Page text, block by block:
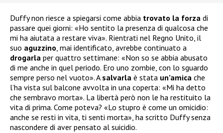
Duffy non riesce a spiegarsi come abbia trovato la forza di
passare quei giorni: «Ho sentito la presenza di qualcosa che
mi ha aiutata a restare viva». Rientrati nel Regno Unito, il
suo aguzzino, mai identificato, avrebbe continuato a
drogarla per quattro settimane: «Non so se abbia abusato
di me anche in quel periodo. Ero uno zombie, con lo sguardo
sempre perso nel vuoto». A salvarla è stata un’amica che
l’ha vista sul balcone avvolta in una coperta: «Mi ha detto
che sembravo morta». La libertà però non le ha restituito la
vita di prima. Come poteva? «Lo stupro è come un omicidio:
anche se resti in vita, ti senti morta», ha scritto Duffy senza
nascondere di aver pensato al suicidio.